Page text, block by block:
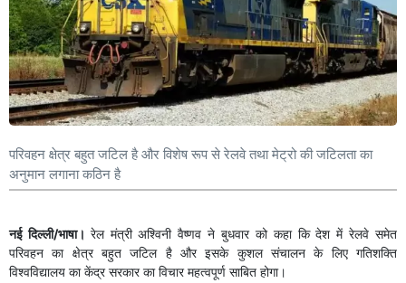
परिवहन क्षेत्र बहुत जटिल है और विशेष रूप से रेलवे तथा मेट्रो की जटिलता का
अनुमान लगाना कठिन है
नई दिल्ली/भाषा। रेल मंत्री अश्विनी वैष्णव ने बुधवार को कहा कि देश में रेलवे समेत
परिवहन का क्षेत्र बहुत जटिल है और इसके कुशल संचालन के लिए गतिशक्ति
विश्वविद्यालय का केंद्र सरकार का विचार महत्वपूर्ण साबित होगा।